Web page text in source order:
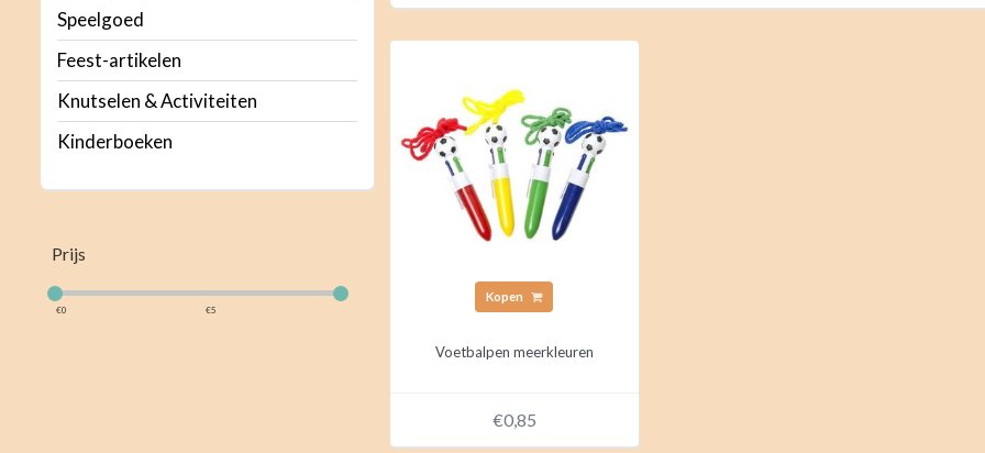
Speelgoed
Feest-artikelen
Knutselen & Activiteiten
Kinderboeken
Prijs
€0 €5
Kopen
Voetbalpen meerkleuren
€0,85